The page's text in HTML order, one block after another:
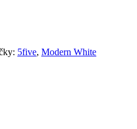
5five, Modern White